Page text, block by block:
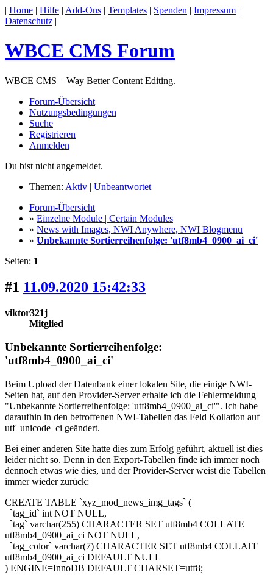
| Home | Hilfe | Add-Ons | Templates | Spenden | Impressum |
Datenschutz |
WBCE CMS Forum
WBCE CMS – Way Better Content Editing.
Forum-Übersicht
Nutzungsbedingungen
Suche
Registrieren
Anmelden
Du bist nicht angemeldet.
Themen: Aktiv | Unbeantwortet
Forum-Übersicht
» Einzelne Module | Certain Modules
» News with Images, NWI Anywhere, NWI Blogmenu
» Unbekannte Sortierreihenfolge: 'utf8mb4_0900_ai_ci'
Seiten: 1
#1 11.09.2020 15:42:33
viktor321j
Mitglied
Unbekannte Sortierreihenfolge:
'utf8mb4_0900_ai_ci'
Beim Upload der Datenbank einer lokalen Site, die einige NWI-
Seiten hat, auf den Provider-Server erhalte ich die Fehlermeldung
"Unbekannte Sortierreihenfolge: 'utf8mb4_0900_ai_ci'". Ich habe
daraufhin in den betroffenen NWI-Tabellen das Feld Kollation auf
utf_unicode_ci geändert.
Bei einer anderen Site hatte dies zum Erfolg geführt, aktuell ist dies
leider nicht so. Denn in den Export-Tabellen finde ich immer noch
dennoch etwas wie dies, und der Provider-Server weist die Tabellen
immer wieder zurück:
CREATE TABLE `xyz_mod_news_img_tags` (
`tag_id` int NOT NULL,
`tag` varchar(255) CHARACTER SET utf8mb4 COLLATE
utf8mb4_0900_ai_ci NOT NULL,
`tag_color` varchar(7) CHARACTER SET utf8mb4 COLLATE
utf8mb4_0900_ai_ci DEFAULT NULL
) ENGINE=InnoDB DEFAULT CHARSET=utf8;